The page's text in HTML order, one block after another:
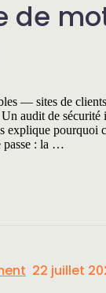
de
— sites de
audit de
pourquoi
passe : la …
22 juillet